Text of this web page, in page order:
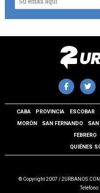
CABA PROVINCIA ESCOBAR
MORÓN
SAN FERNANDO
FEBRERO
QUIÉNES
© Copyright 2007 /